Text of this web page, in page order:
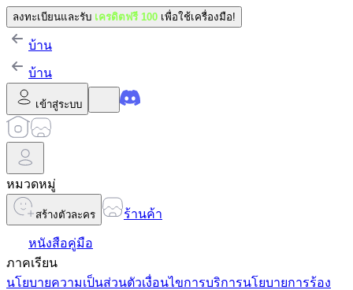
ลงทะเบียนและรับ เครดิตฟรี 100 เพื่อใช้เครื่องมือ!
บ้าน
บ้าน
เข้าสู่ระบบ
หมวดหมู่
สร้างตัวละคร ร้านค้า
หนังสือคู่มือ
ภาคเรียน
นโยบายความเป็นส่วนตัวเงื่อนไขการบริการนโยบายการร้อง